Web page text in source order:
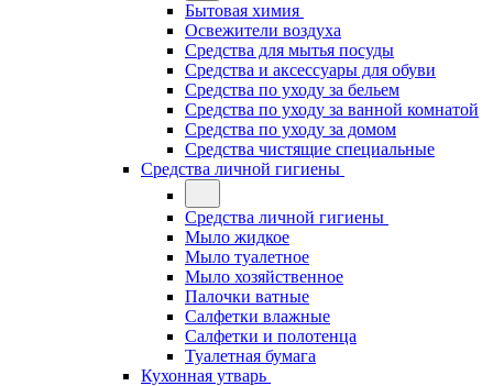
Бытовая химия
Освежители воздуха
Средства для мытья посуды
Средства и аксессуары для обуви
Средства по уходу за бельем
Средства по уходу за ванной комнатой
Средства по уходу за домом
Средства чистящие специальные
Средства личной гигиены
Средства личной гигиены
Мыло жидкое
Мыло туалетное
Мыло хозяйственное
Палочки ватные
Салфетки влажные
Салфетки и полотенца
Туалетная бумага
Кухонная утварь